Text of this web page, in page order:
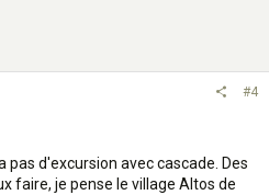
#4
pas d'excursion avec cascade. Des
faire, je pense le village Altos de